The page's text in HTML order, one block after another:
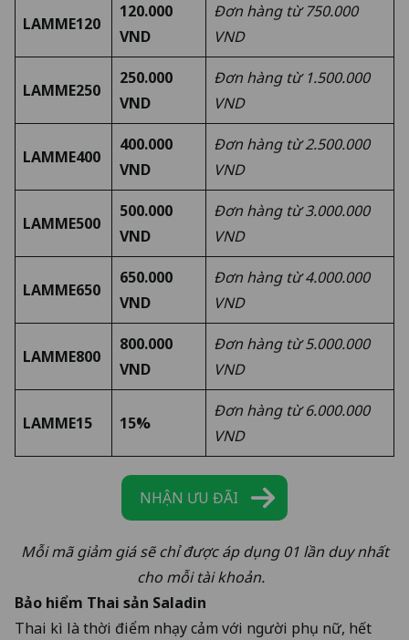
LAMME120
120.000
VND
Đơn hàng từ 750.000
VND
LAMME250
250.000
VND
Đơn hàng từ 1.500.000
VND
LAMME400
400.000
VND
Đơn hàng từ 2.500.000
VND
LAMME500
500.000
VND
Đơn hàng từ 3.000.000
VND
LAMME650
650.000
VND
Đơn hàng từ 4.000.000
VND
LAMME800
800.000
VND
Đơn hàng từ 5.000.000
VND
LAMME15 15%
Đơn hàng từ 6.000.000
VND
NHẬN ƯU ĐÃI
Mỗi mã giảm giá sẽ chỉ được áp dụng 01 lần duy nhất
cho mỗi tài khoản.
Bảo hiểm Thai sản Saladin
Thai kì là thời điểm nhạy cảm với người phụ nữ, hết